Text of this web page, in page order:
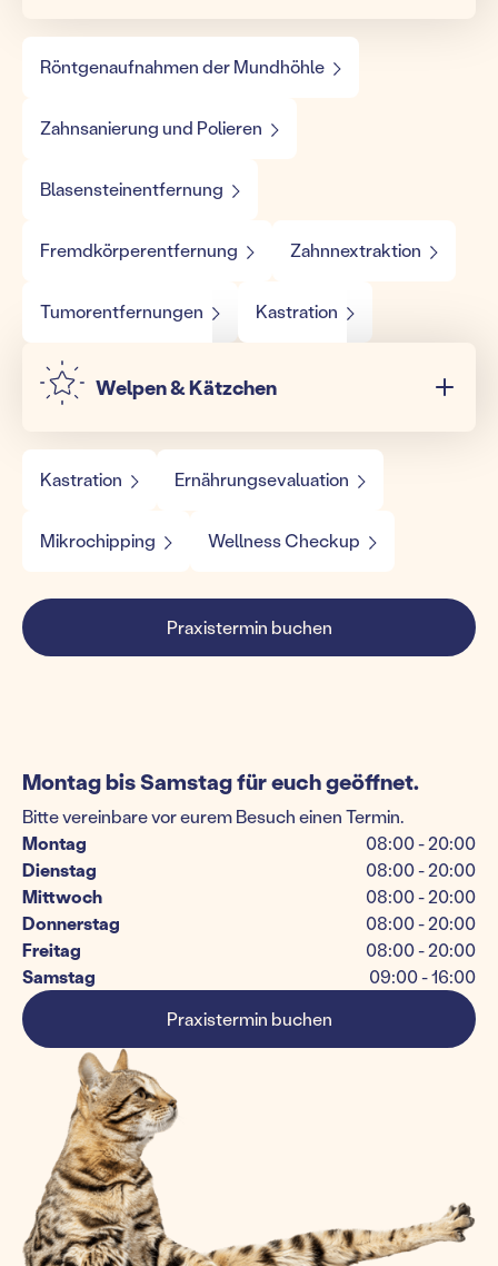
Röntgenaufnahmen der Mundhöhle
Zahnsanierung und Polieren
Blasensteinentfernung
Fremdkörperentfernung Zahnnextraktion
Tumorentfernungen Kastration
Welpen & Kätzchen
Kastration Ernährungsevaluation
Mikrochipping Wellness Checkup
Praxistermin buchen
Montag bis Samstag für euch geöffnet.
Bitte vereinbare vor eurem Besuch einen Termin.
Montag
08:00 - 20:00
Dienstag
08:00 - 20:00
Mittwoch
08:00 - 20:00
Donnerstag
08:00 - 20:00
Freitag
08:00 - 20:00
Samstag
09:00 - 16:00
Praxistermin buchen